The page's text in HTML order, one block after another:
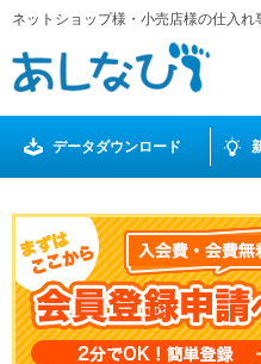
ネットショップ様・小売店様の仕入
データダウンロード